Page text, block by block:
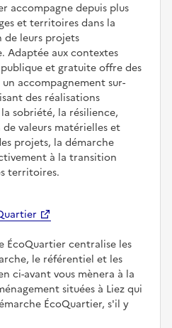
accompagne depuis plus
et territoires dans la
leurs projets
Adaptée aux contextes
et gratuite offre des
accompagnement sur-
des réalisations
sobriété, la résilience,
valeurs matérielles et
projets, la démarche
à la transition
territoires.
ÉcoQuartier centralise les
le référentiel et les
ci-avant vous mènera à la
situées à Liez qui
ÉcoQuartier, s'il y